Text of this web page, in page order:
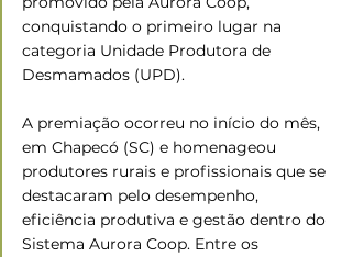
conquistando o primeiro lugar na
categoria Unidade Produtora de
Desmamados (UPD).
A premiação ocorreu no início do mês,
em Chapecó (SC) e homenageou
produtores rurais e profissionais que se
destacaram pelo desempenho,
eficiência produtiva e gestão dentro do
Sistema Aurora Coop. Entre os